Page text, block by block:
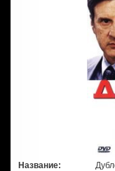
Название: